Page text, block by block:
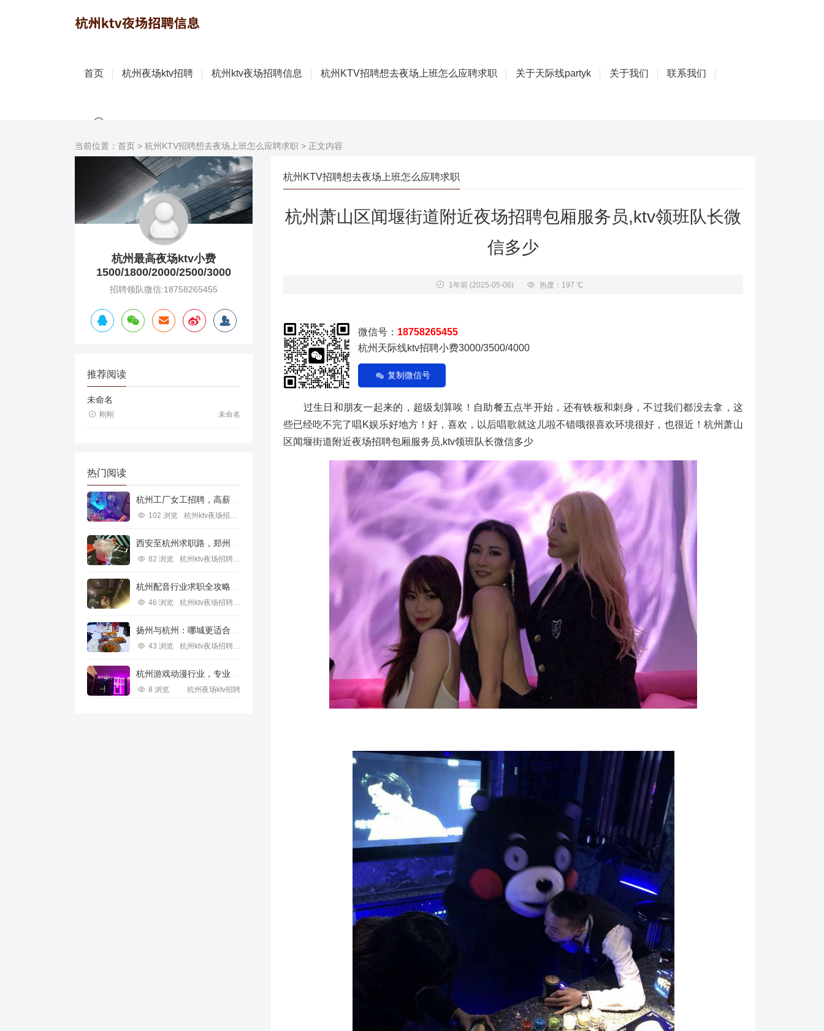
首页 杭州夜场ktv招聘 杭州ktv夜场招聘信息 杭州KTV招聘想去夜场上班怎么应聘求职 关于天际线partyk 关于我们 联系我们
当前位置： 首页 > 杭州KTV招聘想去夜场上班怎么应聘求职 > 正文内容
杭州最高夜场ktv小费
1500/1800/2000/2500/3000
招聘领队微信:18758265455
推荐阅读
未命名
刚刚 未命名
热门阅读
102 浏览 杭州ktv夜场招聘信息
82 浏览 杭州ktv夜场招聘信息
46 浏览 杭州ktv夜场招聘信息
43 浏览 杭州ktv夜场招聘信息
8 浏览 杭州夜场ktv招聘
杭州KTV招聘想去夜场上班怎么应聘求职
杭州萧山区闻堰街道附近夜场招聘包厢服务员,ktv领班队长微
信多少
1年前(2025-05-06) 热度：197 ℃
微信号： 18758265455
杭州天际线ktv招聘小费3000/3500/4000
复制微信号
过生日和朋友一起来的，超级划算唉！自助餐五点半开始，还有铁板和刺身，不过我们都没去拿，这
些已经吃不完了唱K娱乐好地方！好，喜欢，以后唱歌就这儿啦不错哦很喜欢环境很好，也很近！杭州萧山
区闻堰街道附近夜场招聘包厢服务员,ktv领班队长微信多少